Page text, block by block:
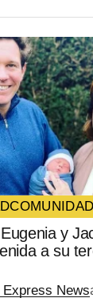
COMUNIDAD
y
a su
News